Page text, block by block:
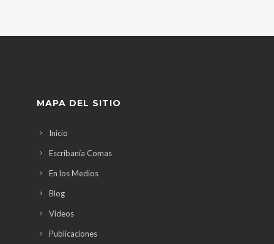
MAPA DEL SITIO
Inicio
Escribanía Comas
En los Medios
Blog
Videos
Publicaciones